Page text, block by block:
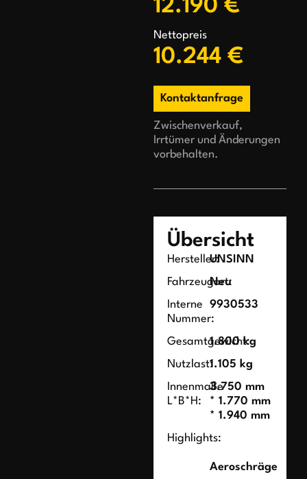
12.190 €
Nettopreis
10.244 €
Kontaktanfrage
Zwischenverkauf,
Irrtümer und Änderungen
vorbehalten.
Übersicht
Hersteller:UNSINN
Fahrzeugart:
Neu
Interne
Nummer:
9930533
Gesamtgewicht:
1.800 kg
Nutzlast:1.105 kg
Innenmaße
L*B*H:
3.750 mm
* 1.770 mm
* 1.940 mm
Highlights:
Aeroschräge